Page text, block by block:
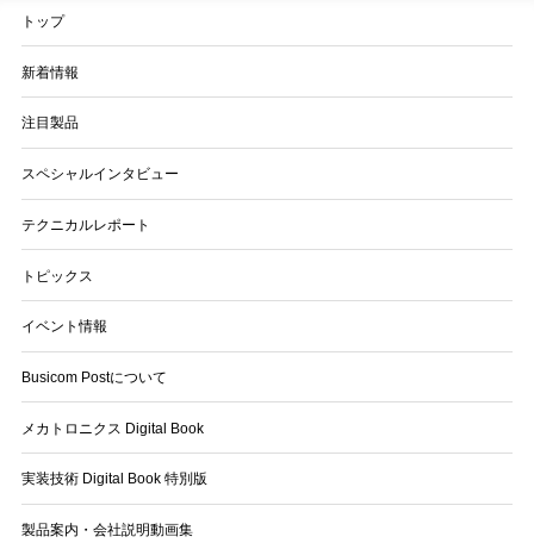
トップ
新着情報
注目製品
スペシャルインタビュー
テクニカルレポート
トピックス
イベント情報
Busicom Postについて
メカトロニクス Digital Book
実装技術 Digital Book 特別版
製品案内・会社説明動画集